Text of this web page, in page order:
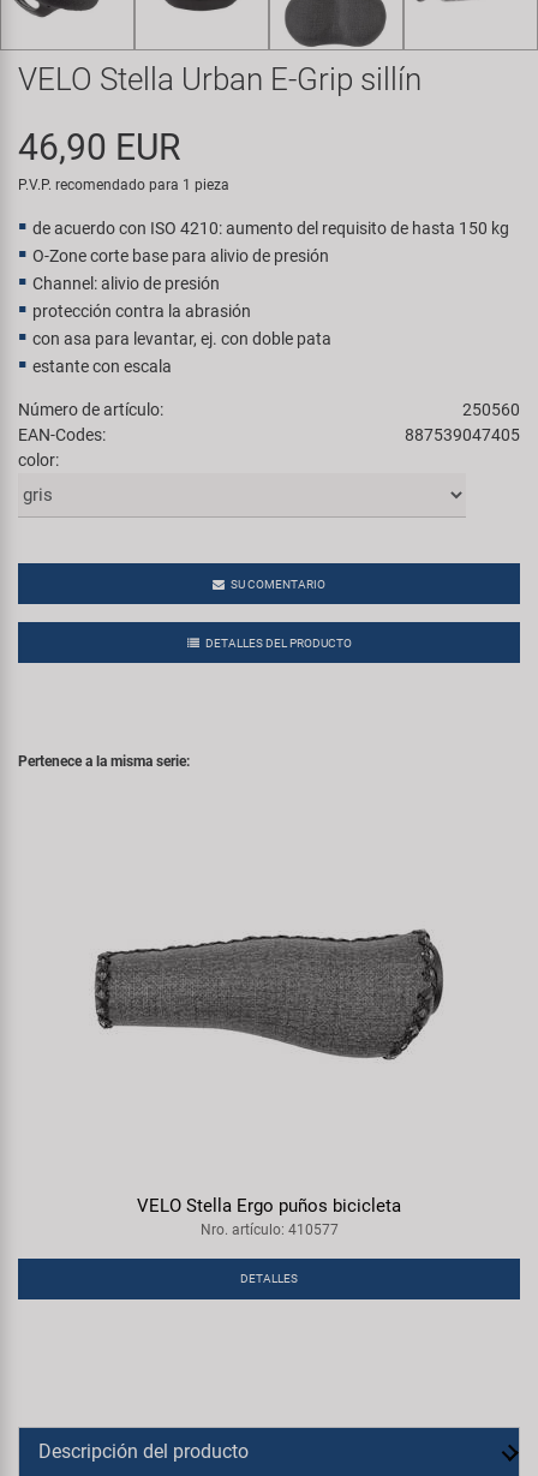
Transporte y Aparcamiento
Super B
Trail-Gator
Velo
VELO Stella Urban E-Grip sillín
46,90 EUR
P.V.P. recomendado para 1 pieza
de acuerdo con ISO 4210: aumento del requisito de hasta 150 kg
O-Zone corte base para alivio de presión
Channel: alivio de presión
protección contra la abrasión
con asa para levantar, ej. con doble pata
estante con escala
Número de artículo:
250560
EAN-Codes:
887539047405
color:
SU COMENTARIO
DETALLES DEL PRODUCTO
Pertenece a la misma serie:
VELO Stella Ergo puños bicicleta
Nro. artículo: 410577
DETALLES
Descripción del producto